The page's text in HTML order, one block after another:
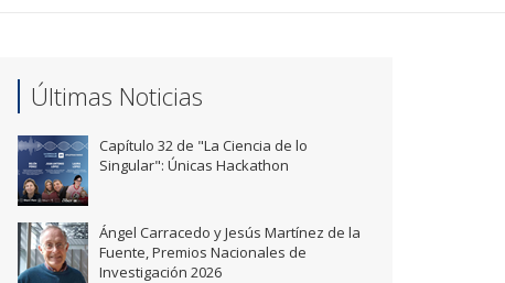
Últimas Noticias
Capítulo 32 de "La Ciencia de lo
Singular": Únicas Hackathon
Ángel Carracedo y Jesús Martínez de la
Fuente, Premios Nacionales de
Investigación 2026